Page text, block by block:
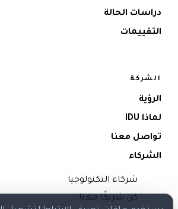
دراسات الحالة
التقييمات
الشركة
الرؤية
لماذا IDU
تواصل معنا
الشركاء
شركاء التكنولوجيا
كن شريكًا معنا